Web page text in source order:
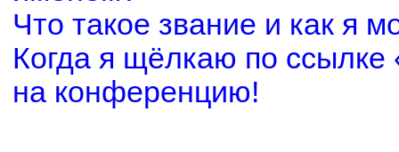
Что такое звание и как я
Когда я щёлкаю по ссылке
на конференцию!